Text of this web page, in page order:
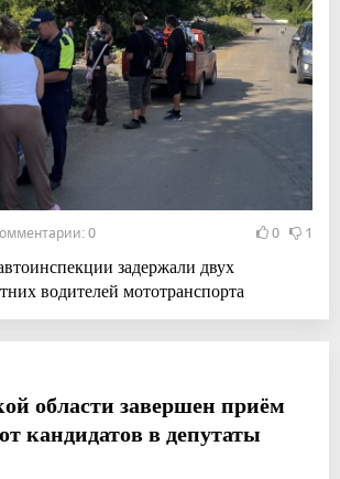
0 0 1
задержали двух
водителей мототранспорта
области завершен приём
кандидатов в депутаты